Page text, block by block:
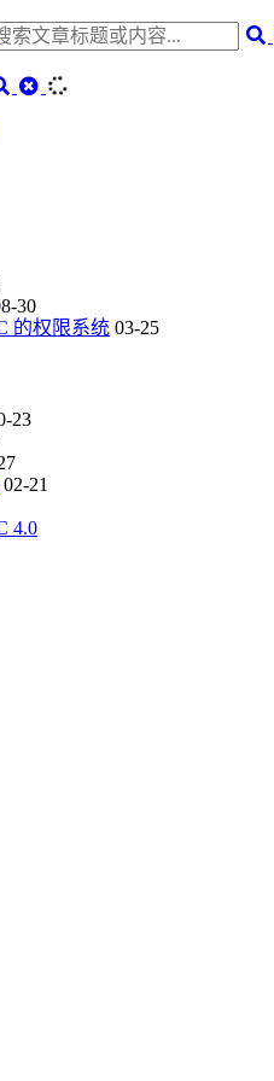
30
的权限系统 03-25
23
02-21
4.0